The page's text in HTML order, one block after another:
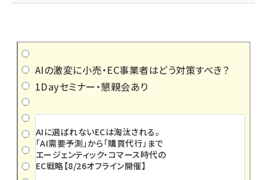
AIの激変に小売・EC事業者はどう対策すべき？
1Dayセミナー・懇親会あり
AIに選ばれないECは淘汰される。
「AI需要予測」から「購買代行」まで
エージェンティック・コマース時代の
EC戦略【8/26オフライン開催】